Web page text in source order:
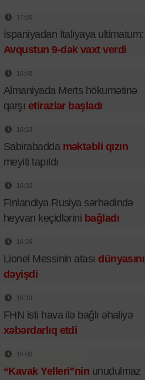
17:00
İspaniyadan İtaliyaya ultimatum:
Avqustun 9-dək vaxt verdi
16:48
Almaniyada Merts hökumətinə
qarşı etirazlar başladı
16:33
Sabirabadda məktəbli qızın
meyiti tapıldı
16:30
Finlandiya Rusiya sərhədində
heyvan keçidlərini bağladı
16:26
Lionel Messinin atası dünyasını
dəyişdi
16:19
FHN isti hava ilə bağlı əhaliyə
xəbərdarlıq etdi
16:00
“Kavak Yelleri”nin unudulmaz